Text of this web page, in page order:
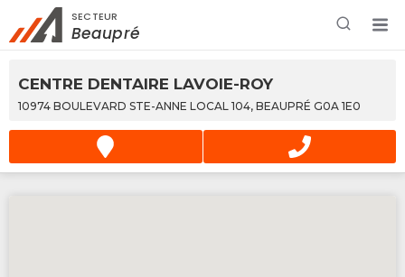
Rechercher à proximité - Entreprise / Rabais /
Services
SECTEUR
Beaupré
CENTRE DENTAIRE LAVOIE-ROY
10974 BOULEVARD STE-ANNE LOCAL 104, BEAUPRÉ G0A 1E0